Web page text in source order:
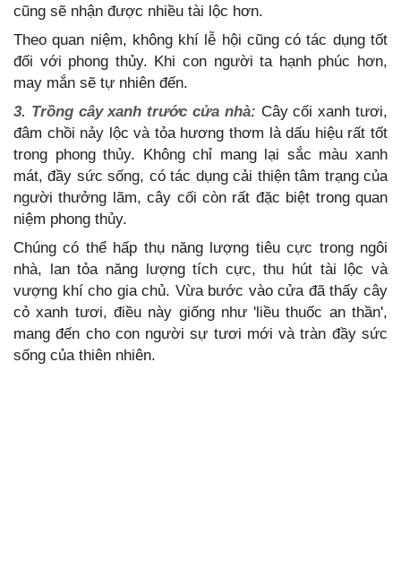
cũng sẽ nhận được nhiều tài lộc hơn.
Theo quan niệm, không khí lễ hội cũng có tác dụng tốt
đối với phong thủy. Khi con người ta hạnh phúc hơn,
may mắn sẽ tự nhiên đến.
3. Trồng cây xanh trước cửa nhà: Cây cối xanh tươi,
đâm chồi nảy lộc và tỏa hương thơm là dấu hiệu rất tốt
trong phong thủy. Không chỉ mang lại sắc màu xanh
mát, đầy sức sống, có tác dụng cải thiện tâm trạng của
người thưởng lãm, cây cối còn rất đặc biệt trong quan
niệm phong thủy.
Chúng có thể hấp thụ năng lượng tiêu cực trong ngôi
nhà, lan tỏa năng lượng tích cực, thu hút tài lộc và
vượng khí cho gia chủ. Vừa bước vào cửa đã thấy cây
cỏ xanh tươi, điều này giống như 'liều thuốc an thần',
mang đến cho con người sự tươi mới và tràn đầy sức
sống của thiên nhiên.